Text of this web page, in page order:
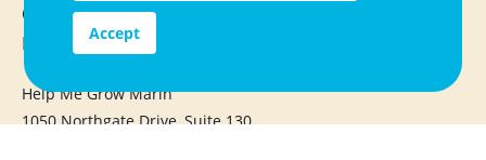
Accept
Ocupaciones
Recursos
Help Me Grow Marin
1050 Northgate Drive, Suite 130